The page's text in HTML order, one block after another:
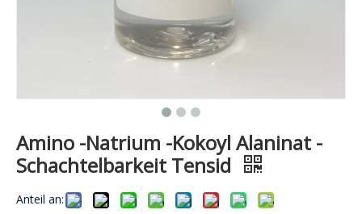
Amino -Natrium -Kokoyl Alaninat -
Schachtelbarkeit Tensid
Anteil an: